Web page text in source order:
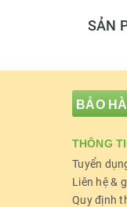
SẢN
BẢO
THÔNG
Tuyển
Liên hệ &
Quy định